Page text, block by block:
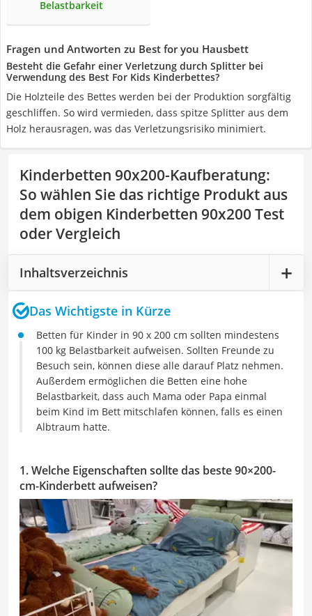
Belastbarkeit
Fragen und Antworten zu Best for you Hausbett
Besteht die Gefahr einer Verletzung durch Splitter bei
Verwendung des Best For Kids Kinderbettes?
Die Holzteile des Bettes werden bei der Produktion sorgfältig
geschliffen. So wird vermieden, dass spitze Splitter aus dem
Holz herausragen, was das Verletzungsrisiko minimiert.
Kinderbetten 90x200-Kaufberatung:
So wählen Sie das richtige Produkt aus
dem obigen Kinderbetten 90x200 Test
oder Vergleich
Inhaltsverzeichnis
Das Wichtigste in Kürze
Betten für Kinder in 90 x 200 cm sollten mindestens
100 kg Belastbarkeit aufweisen. Sollten Freunde zu
Besuch sein, können diese alle darauf Platz nehmen.
Außerdem ermöglichen die Betten eine hohe
Belastbarkeit, dass auch Mama oder Papa einmal
beim Kind im Bett mitschlafen können, falls es einen
Albtraum hatte.
1. Welche Eigenschaften sollte das beste 90×200-
cm-Kinderbett aufweisen?